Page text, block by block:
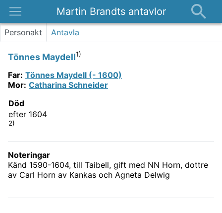
Martin Brandts antavlor
Platser
Om
Kontakt
Personakt Antavla
Tönnes Maydell1)
Far: Tönnes Maydell (- 1600)
Mor: Catharina Schneider
Död
efter 1604
2)
Noteringar
Känd 1590-1604, till Taibell, gift med NN Horn, dottre
av Carl Horn av Kankas och Agneta Delwig